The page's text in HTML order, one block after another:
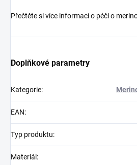
Přečtěte si více informací o péči o
Doplňkové parametry
Kategorie:
EAN:
Typ produktu:
Materiál :